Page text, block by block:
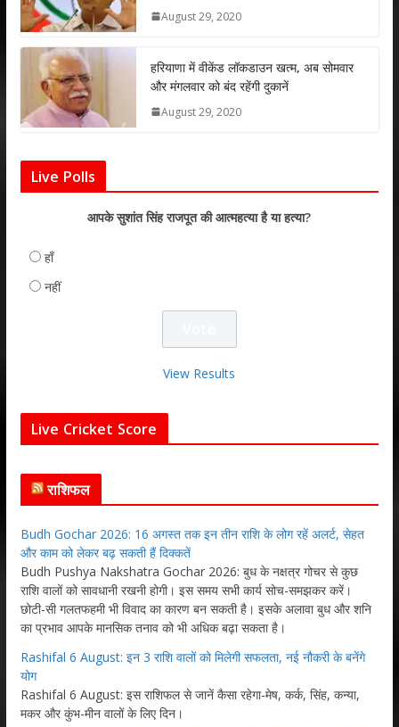
August 29, 2020
हरियाणा में वीकेंड लॉकडाउन खत्म, अब सोमवार
और मंगलवार को बंद रहेंगी दुकानें
August 29, 2020
Live Polls
आपके सुशांत सिंह राजपूत की आत्महत्या है या हत्या?
हाँ
नहीं
View Results
Live Cricket Score
राशिफल
Budh Gochar 2026: 16 अगस्त तक इन तीन राशि के लोग रहें अलर्ट, सेहत
और काम को लेकर बढ़ सकती हैं दिक्कतें
Budh Pushya Nakshatra Gochar 2026: बुध के नक्षत्र गोचर से कुछ
राशि वालों को सावधानी रखनी होगी। इस समय सभी कार्य सोच-समझकर करें।
छोटी-सी गलतफहमी भी विवाद का कारण बन सकती है। इसके अलावा बुध और शनि
का प्रभाव आपके मानसिक तनाव को भी अधिक बढ़ा सकता है।
Rashifal 6 August: इन 3 राशि वालों को मिलेगी सफलता, नई नौकरी के बनेंगे
योग
Rashifal 6 August: इस राशिफल से जानें कैसा रहेगा-मेष, कर्क, सिंह, कन्या,
मकर और कुंभ-मीन वालों के लिए दिन।